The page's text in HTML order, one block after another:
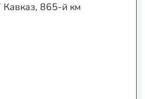
865-й км